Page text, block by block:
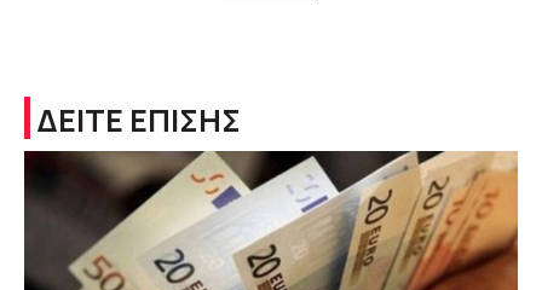
ΔΕΙΤΕ ΕΠΙΣΗΣ